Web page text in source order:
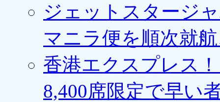
ジェットスタージ
マニラ便を順次就
香港エクスプレス
8,400席限定で早い